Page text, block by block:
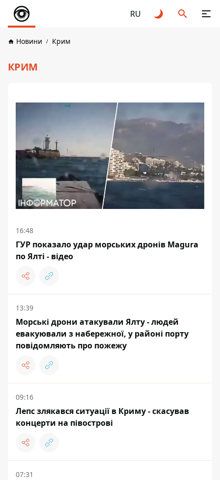
RU
Новини Крим
КРИМ
16:48
ГУР показало удар морських дронів Magura
по Ялті - відео
13:39
Морські дрони атакували Ялту - людей
евакуювали з набережної, у районі порту
повідомляють про пожежу
09:16
Лепс злякався ситуації в Криму - скасував
концерти на півострові
07:31